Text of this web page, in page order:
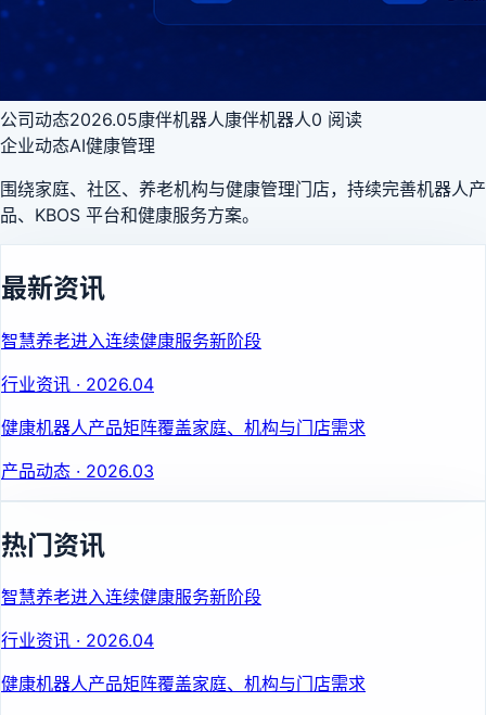
公司动态2026.05康伴机器人康伴机器人0 阅读
企业动态AI健康管理
围绕家庭、社区、养老机构与健康管理门店，持续完善机器人产
品、KBOS 平台和健康服务方案。
最新资讯
智慧养老进入连续健康服务新阶段
行业资讯 · 2026.04
健康机器人产品矩阵覆盖家庭、机构与门店需求
产品动态 · 2026.03
热门资讯
智慧养老进入连续健康服务新阶段
行业资讯 · 2026.04
健康机器人产品矩阵覆盖家庭、机构与门店需求